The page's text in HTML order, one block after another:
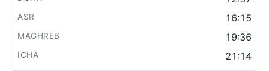
16:15
19:36
21:14